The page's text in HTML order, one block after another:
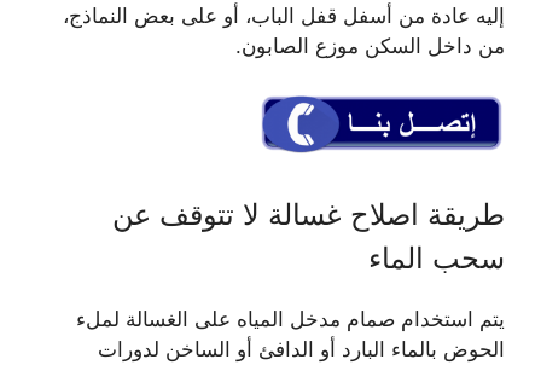
إليه عادة من أسفل قفل الباب، أو على بعض النماذج،
من داخل السكن موزع الصابون.
طريقة اصلاح غسالة لا تتوقف عن
سحب الماء
يتم استخدام صمام مدخل المياه على الغسالة لملء
الحوض بالماء البارد أو الدافئ أو الساخن لدورات